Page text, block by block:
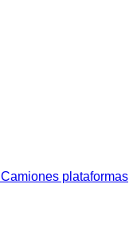
Camiones plataformas